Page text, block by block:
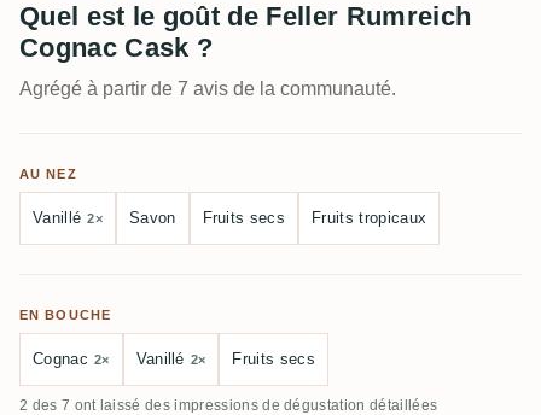
Quel est le goût de Feller Rumreich
Cognac Cask ?
Agrégé à partir de 7 avis de la communauté.
AU NEZ
Vanillé 2× Savon Fruits secs Fruits tropicaux
EN BOUCHE
Cognac 2× Vanillé 2× Fruits secs
2 des 7 ont laissé des impressions de dégustation détaillées